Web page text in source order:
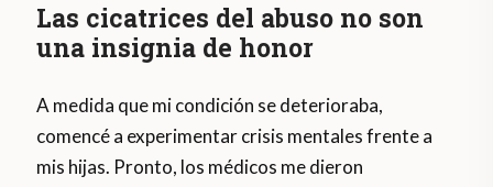
Las cicatrices del abuso no son
una insignia de honor
A medida que mi condición se deterioraba,
comencé a experimentar crisis mentales frente a
mis hijas. Pronto, los médicos me dieron